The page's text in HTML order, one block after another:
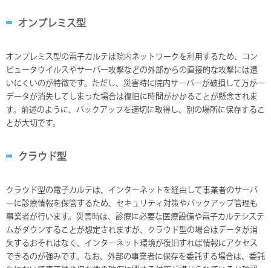
オンプレミス型
オンプレミス型の電子カルテは院内ネットワークを利用するため、コン
ピュータウイルスやサーバー攻撃などの外部からの直接的な攻撃には遭
いにくいのが特徴です。ただし、災害時に院内サーバーが破損して万が一
データが消失してしまった場合は復旧に時間がかかることが懸念されま
す。前述のように、バックアップを適切に取得し、別の場所に保存するこ
とが大切です。
クラウド型
クラウド型の電子カルテは、インターネットを経由して事業者のサーバ
ーに診療情報を保管するため、セキュリティ対策やバックアップ管理も
事業者が行います。災害時は、診療に必要な医療設備や電子カルテシステ
ムがダウンすることが想定されますが、クラウド型の場合はデータが消
失するおそれはなく、インターネット環境が復旧すれば情報にアクセス
できるのが強みです。なお、外部の事業者に保存を委託する場合は、委託